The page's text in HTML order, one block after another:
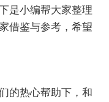
是小编帮大家整理
借鉴与参考，希望
的热心帮助下，和